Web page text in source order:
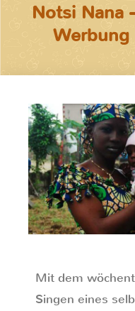
Notsi Nana
Mit dem
Singen eines